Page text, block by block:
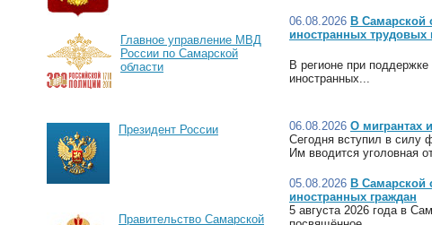
Главное управление МВД
России по Самарской
области
Президент России
Правительство Самарской
06.08.2026 В Самарской
иностранных трудовых
В регионе при
иностранных...
06.08.2026 О мигрантах
Сегодня вступил в силу
Им вводится уголовная
05.08.2026 В Самарской
иностранных граждан
5 августа 2026 года в